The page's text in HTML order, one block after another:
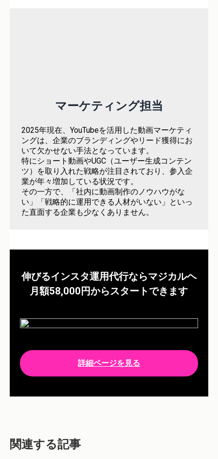
マーケティング担当
2025年現在、YouTubeを活用した動画マーケティ
ングは、企業のブランディングやリード獲得にお
いて欠かせない手法となっています。
特にショート動画やUGC（ユーザー生成コンテン
ツ）を取り入れた戦略が注目されており、参入企
業が年々増加している状況です。
その一方で、「社内に動画制作のノウハウがな
い」「戦略的に運用できる人材がいない」といっ
た直面する企業も少なくありません。
伸びるインスタ運用代行ならマジカルヘ
月額58,000円からスタートできます
詳細ページを見る
関連する記事